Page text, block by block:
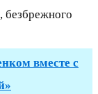
безбрежного
вместе с